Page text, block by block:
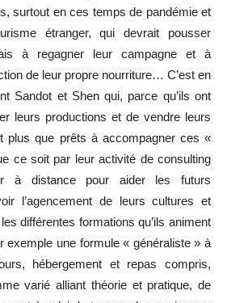
surtout en ces temps de pandémie et
étranger, qui devrait pousser
à regagner leur campagne et à
de leur propre nourriture… C’est en
Sandot et Shen qui, parce qu’ils ont
leurs productions et de vendre leurs
plus que prêts à accompagner ces «
ce soit par leur activité de consulting
à distance pour aider les futurs
l’agencement de leurs cultures et
différentes formations qu’ils animent
exemple une formule « généraliste » à
hébergement et repas compris,
varié alliant théorie et pratique, de